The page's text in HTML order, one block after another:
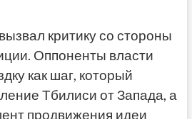
критику со стороны
Оппоненты власти
как шаг, который
Тбилиси от Запада, а
продвижения идеи